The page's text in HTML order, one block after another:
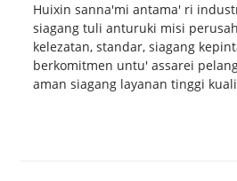
Huixin sanna'mi antama' ri
siagang tuli anturuki misi
kelezatan, standar, siagang
berkomitmen untu' assarei
aman siagang layanan tinggi